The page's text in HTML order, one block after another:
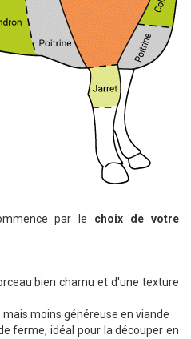
par le choix de votre
bien charnu et d'une texture
mais moins généreuse en viande
ferme, idéal pour la découper en